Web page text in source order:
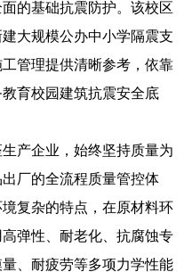
的基础抗震防护。该校区
大规模公办中小学隔震支
管理提供清晰参考，依靠
育校园建筑抗震安全底
产企业，始终坚持质量为
厂的全流程质量管控体
复杂的特点，在原材料环
弹性、耐老化、抗腐蚀专
、耐疲劳等多项力学性能